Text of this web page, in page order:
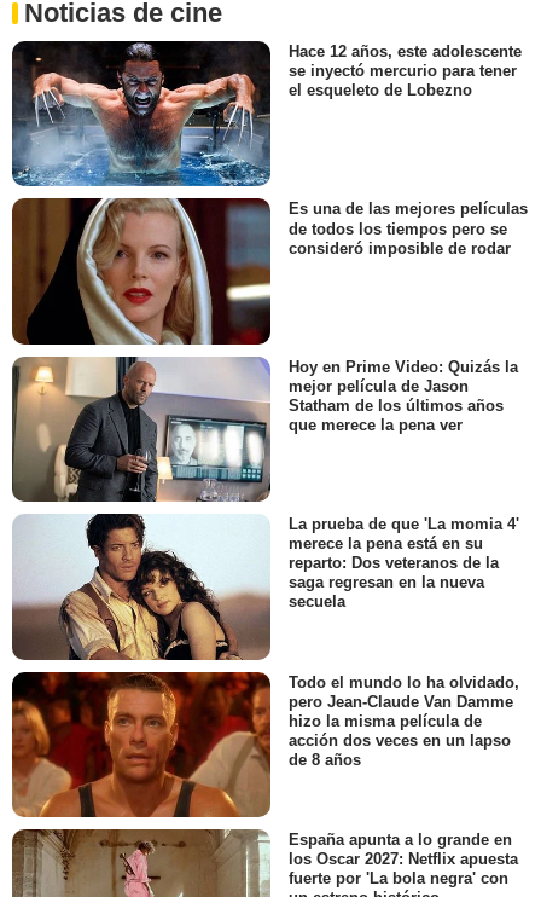
Noticias de cine
Hace 12 años, este adolescente
se inyectó mercurio para tener
el esqueleto de Lobezno
Es una de las mejores películas
de todos los tiempos pero se
consideró imposible de rodar
Hoy en Prime Video: Quizás la
mejor película de Jason
Statham de los últimos años
que merece la pena ver
La prueba de que 'La momia 4'
merece la pena está en su
reparto: Dos veteranos de la
saga regresan en la nueva
secuela
Todo el mundo lo ha olvidado,
pero Jean-Claude Van Damme
hizo la misma película de
acción dos veces en un lapso
de 8 años
España apunta a lo grande en
los Oscar 2027: Netflix apuesta
fuerte por 'La bola negra' con